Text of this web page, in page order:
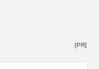
[PR]